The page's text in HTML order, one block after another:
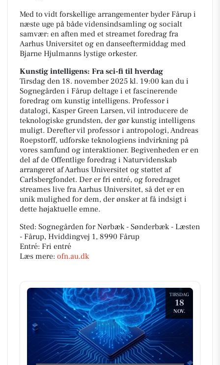
Med to vidt forskellige arrangementer byder Fårup i
næste uge på både vidensindsamling og socialt
samvær: en aften med et streamet foredrag fra
Aarhus Universitet og en danseeftermiddag med
Bjarne Hjulmanns lystige orkester.
Kunstig intelligens: Fra sci-fi til hverdag
Tirsdag den 18. november 2025 kl. 19:00 kan du i
Sognegården i Fårup deltage i et fascinerende
foredrag om kunstig intelligens. Professor i
datalogi, Kasper Green Larsen, vil introducere de
teknologiske grundsten, der gør kunstig intelligens
muligt. Derefter vil professor i antropologi, Andreas
Roepstorff, udforske teknologiens indvirkning på
vores samfund og interaktioner. Begivenheden er en
del af de Offentlige foredrag i Naturvidenskab
arrangeret af Aarhus Universitet og støttet af
Carlsbergfondet. Der er fri entré, og foredraget
streames live fra Aarhus Universitet, så det er en
unik mulighed for dem, der ønsker at få indsigt i
dette højaktuelle emne.
Sted: Sognegården for Nørbæk - Sønderbæk - Læsten
- Fårup, Hviddingvej 1, 8990 Fårup
Entré: Fri entré
Læs mere: ofn.au.dk
TIRSDAG
18
NOV.